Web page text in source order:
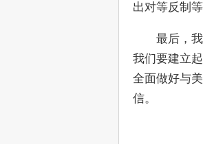
出对等反制
最后，我们
我们要建立
全面做好与
信。